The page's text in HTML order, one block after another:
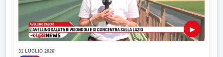
▶
31 LUGLIO 2026